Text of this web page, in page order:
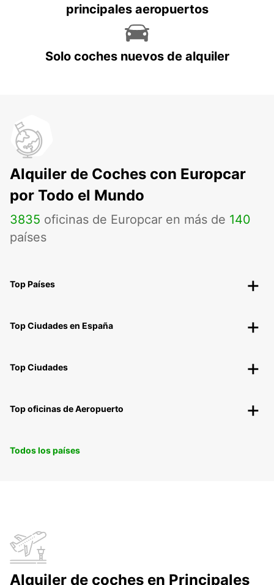
principales aeropuertos
Solo coches nuevos de alquiler
Alquiler de Coches con Europcar
por Todo el Mundo
3835 oficinas de Europcar en más de 140
países
Top Países
Top Ciudades en España
Top Ciudades
Top oficinas de Aeropuerto
Todos los países
Alquiler de coches en Principales